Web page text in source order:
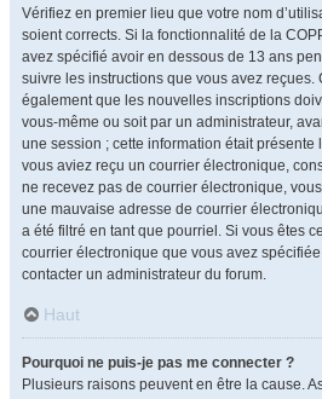
Vérifiez en premier lieu que votre nom
soient corrects. Si la fonctionnalité de la
avez spécifié avoir en dessous de 13 ans
suivre les instructions que vous avez reçues.
également que les nouvelles inscriptions
vous-même ou soit par un administrateur,
une session ; cette information était présente
vous aviez reçu un courrier électronique,
ne recevez pas de courrier électronique,
une mauvaise adresse de courrier
a été filtré en tant que pourriel. Si vous êtes
courrier électronique que vous avez
contacter un administrateur du forum.
Haut
Pourquoi ne puis-je pas me connecter ?
Plusieurs raisons peuvent en être la cause.